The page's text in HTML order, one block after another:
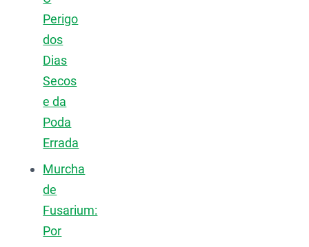
Perigo
dos
Dias
Secos
e da
Poda
Errada
Murcha
de
Fusarium:
Por